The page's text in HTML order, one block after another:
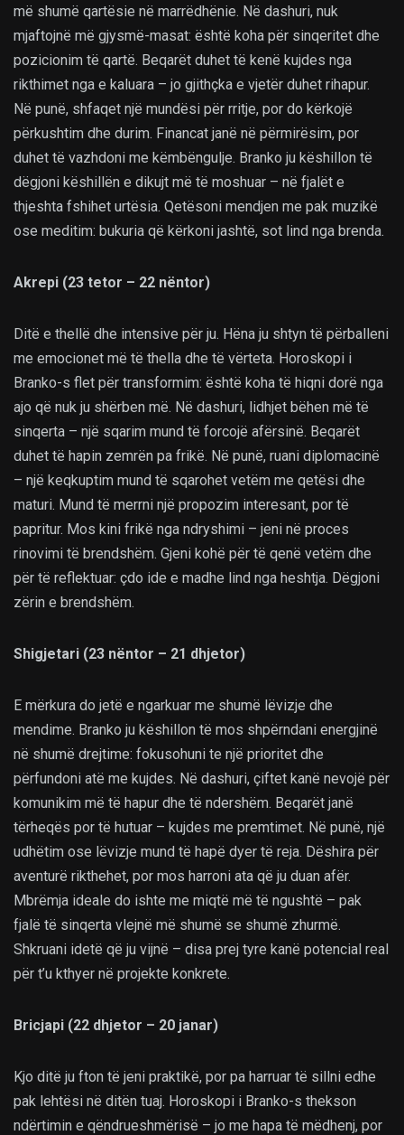
më shumë qartësie në marrëdhënie. Në dashuri, nuk
mjaftojnë më gjysmë-masat: është koha për sinqeritet dhe
pozicionim të qartë. Beqarët duhet të kenë kujdes nga
rikthimet nga e kaluara – jo gjithçka e vjetër duhet rihapur.
Në punë, shfaqet një mundësi për rritje, por do kërkojë
përkushtim dhe durim. Financat janë në përmirësim, por
duhet të vazhdoni me këmbëngulje. Branko ju këshillon të
dëgjoni këshillën e dikujt më të moshuar – në fjalët e
thjeshta fshihet urtësia. Qetësoni mendjen me pak muzikë
ose meditim: bukuria që kërkoni jashtë, sot lind nga brenda.
Akrepi (23 tetor – 22 nëntor)
Ditë e thellë dhe intensive për ju. Hëna ju shtyn të përballeni
me emocionet më të thella dhe të vërteta. Horoskopi i
Branko-s flet për transformim: është koha të hiqni dorë nga
ajo që nuk ju shërben më. Në dashuri, lidhjet bëhen më të
sinqerta – një sqarim mund të forcojë afërsinë. Beqarët
duhet të hapin zemrën pa frikë. Në punë, ruani diplomacinë
– një keqkuptim mund të sqarohet vetëm me qetësi dhe
maturi. Mund të merrni një propozim interesant, por të
papritur. Mos kini frikë nga ndryshimi – jeni në proces
rinovimi të brendshëm. Gjeni kohë për të qenë vetëm dhe
për të reflektuar: çdo ide e madhe lind nga heshtja. Dëgjoni
zërin e brendshëm.
Shigjetari (23 nëntor – 21 dhjetor)
E mërkura do jetë e ngarkuar me shumë lëvizje dhe
mendime. Branko ju këshillon të mos shpërndani energjinë
në shumë drejtime: fokusohuni te një prioritet dhe
përfundoni atë me kujdes. Në dashuri, çiftet kanë nevojë për
komunikim më të hapur dhe të ndershëm. Beqarët janë
tërheqës por të hutuar – kujdes me premtimet. Në punë, një
udhëtim ose lëvizje mund të hapë dyer të reja. Dëshira për
aventurë rikthehet, por mos harroni ata që ju duan afër.
Mbrëmja ideale do ishte me miqtë më të ngushtë – pak
fjalë të sinqerta vlejnë më shumë se shumë zhurmë.
Shkruani idetë që ju vijnë – disa prej tyre kanë potencial real
për t’u kthyer në projekte konkrete.
Bricjapi (22 dhjetor – 20 janar)
Kjo ditë ju fton të jeni praktikë, por pa harruar të sillni edhe
pak lehtësi në ditën tuaj. Horoskopi i Branko-s thekson
ndërtimin e qëndrueshmërisë – jo me hapa të mëdhenj, por